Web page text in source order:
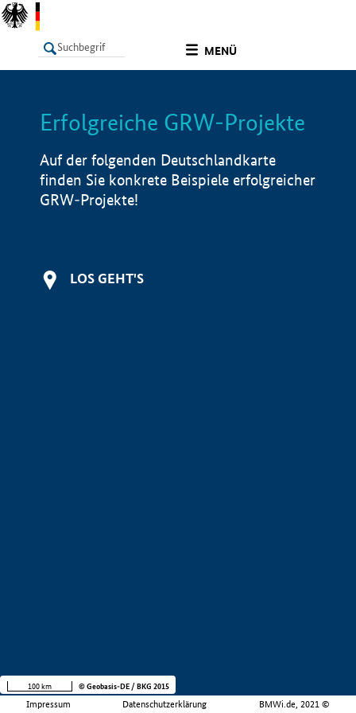
MENÜ
LISTE Info
Erfolgreiche GRW-Projekte
Auf der folgenden Deutschlandkarte
finden Sie konkrete Beispiele erfolgreicher
GRW-Projekte!
LOS GEHT'S
Impressum Datenschutzerklärung BMWi.de, 2021 ©
100 km © Geobasis-DE / BKG 2015